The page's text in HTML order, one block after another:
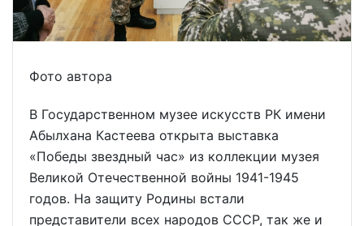
Фото автора
В Государственном музее искусств РК имени
Абылхана Кастеева открыта выставка
«Победы звездный час» из коллекции музея
Великой Отечественной войны 1941-1945
годов. На защиту Родины встали
представители всех народов СССР, так же и